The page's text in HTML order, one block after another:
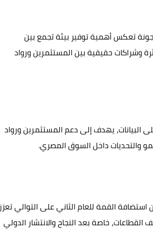
تعكس أهمية توفير بيئة تجمع بين
وشراكات حقيقية بين المستثمرين ورواد
البيانات، يهدف إلى دعم المستثمرين ورواد
والتحديات داخل السوق المصري.
القمة للعام الثاني على التوالي تعزز
القطاعات، خاصة بعد النجاح والانتشار الدولي